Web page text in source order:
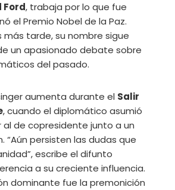
Ford, trabaja por lo que fue
el Premio Nobel de la Paz.
más tarde, su nombre sigue
un apasionado debate sobre
del pasado.
aumenta durante el Salir
, cuando el diplomático asumió
al de copresidente junto a un
“Aún persisten las dudas que
escribe el difunto
a su creciente influencia.
dominante fue la premonición